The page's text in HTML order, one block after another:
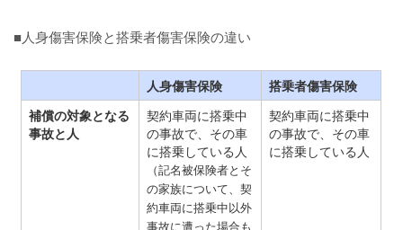
■人身傷害保険と搭乗者傷害保険の違い
人身傷害保険
搭乗者傷害保険
補償の対象となる
事故と人
契約車両に搭乗中
の事故で、その車
に搭乗している人
（記名被保険者とそ
の家族について、契
約車両に搭乗中以外
事故に遭った場合も
契約車両に搭乗中
の事故で、その車
に搭乗している人